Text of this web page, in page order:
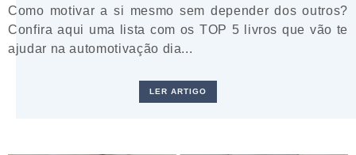
Como motivar a si mesmo sem depender dos outros?
Confira aqui uma lista com os TOP 5 livros que vão te
ajudar na automotivação dia...
LER ARTIGO